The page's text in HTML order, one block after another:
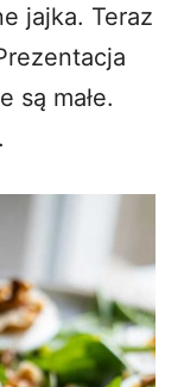
jajka. Teraz
są małe.